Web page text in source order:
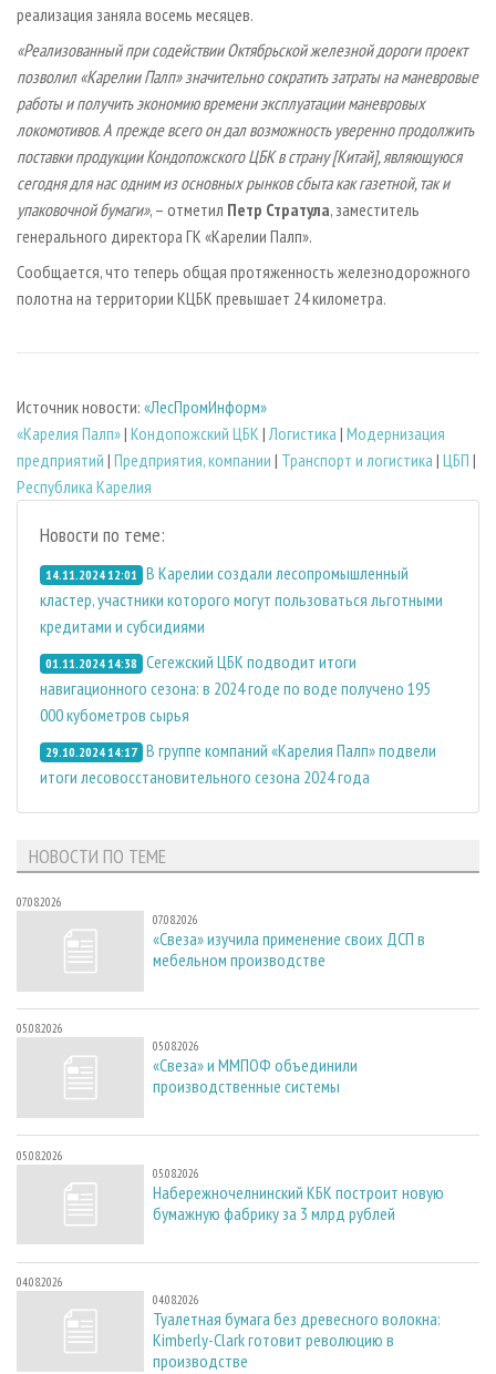
ИНСТРУМЕНТ И МАТЕРИАЛЫ
БИБЛИОТЕКА СПЕЦИАЛИСТА
реализация заняла восемь месяцев.
«Реализованный при содействии Октябрьской железной дороги проект
позволил «Карелии Палп» значительно сократить затраты на маневровые
работы и получить экономию времени эксплуатации маневровых
локомотивов. А прежде всего он дал возможность уверенно продолжить
поставки продукции Кондопожского ЦБК в страну [Китай], являющуюся
сегодня для нас одним из основных рынков сбыта как газетной, так и
упаковочной бумаги», – отметил Петр Стратула, заместитель
генерального директора ГК «Карелии Палп».
Сообщается, что теперь общая протяженность железнодорожного
полотна на территории КЦБК превышает 24 километра.
Источник новости: «ЛесПромИнформ»
«Карелия Палп»| Кондопожский ЦБК |Логистика | Модернизация
предприятий | Предприятия, компании | Транспорт и логистика | ЦБП |
Республика Карелия
Новости по теме:
14.11.2024 12:01 В Карелии создали лесопромышленный
кластер, участники которого могут пользоваться льготными
кредитами и субсидиями
01.11.2024 14:38 Сегежский ЦБК подводит итоги
навигационного сезона: в 2024 годе по воде получено 195
000 кубометров сырья
29.10.2024 14:17 В группе компаний «Карелия Палп» подвели
итоги лесовосстановительного сезона 2024 года
НОВОСТИ ПО ТЕМЕ
07.08.2026
07.08.2026
«Свеза» изучила применение своих ДСП в
мебельном производстве
05.08.2026
05.08.2026
«Свеза» и ММПОФ объединили
производственные системы
05.08.2026
05.08.2026
Набережночелнинский КБК построит новую
бумажную фабрику за 3 млрд рублей
04.08.2026
04.08.2026
Туалетная бумага без древесного волокна:
Kimberly-Clark готовит революцию в
производстве